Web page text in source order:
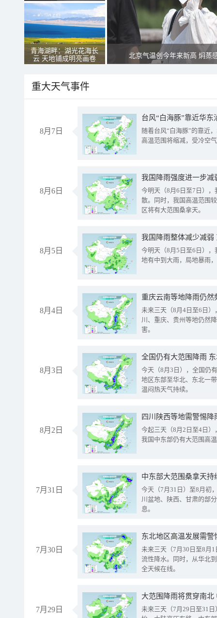
青海湖畔：湖光花海长
云 天地铺成明亮画卷
北京气温创今年来新高 焖蒸
重大天气事件
8月7日
台风“白海豚”靠近华
随着台风“白海豚”的靠近
高温范围将缩减，受冷空
8月6日
今明天（8月6日至7日）
散。同时，我国高温范围
区将有大范围桑拿天。
8月5日
我国降雨整体减少减弱
今明天（8月5日至6日）
地有中到大雨，局地暴雨
8月4日
重庆云南等地降雨仍然
未来三天（8月4日至6日
川、重庆、贵州等地仍然
害。
8月3日
全国仍有大范围降雨
今天（8月3日），全国仍
地区东部至华北、东北一
温闷热天气持续。
8月2日
今起三天（8月2日至4日
我国中东部仍有大范围高
7月31日
中东部大范围桑拿天
今天（7月31日）至8月初
川盆地、陕西、甘肃的部
息。
7月30日
东北地区高温发展需
未来三天（7月30日至8月
流性降水。同时，从华北
全天候在线。
7月29日
大范围降雨将贯穿南
未来三天（7月29日至31